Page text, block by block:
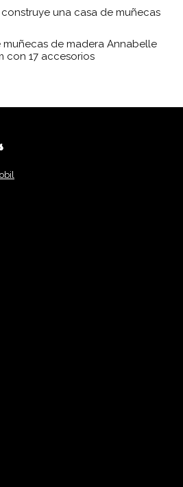
una casa de muñecas
muñecas de madera Annabelle
con 17 accesorios